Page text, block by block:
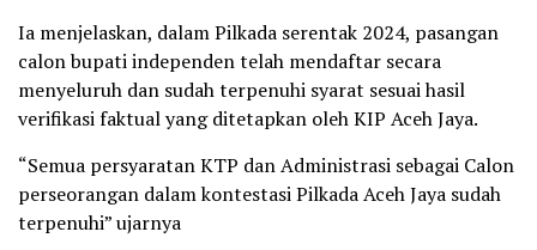
Ia menjelaskan, dalam Pilkada serentak 2024, pasangan
calon bupati independen telah mendaftar secara
menyeluruh dan sudah terpenuhi syarat sesuai hasil
verifikasi faktual yang ditetapkan oleh KIP Aceh Jaya.
“Semua persyaratan KTP dan Administrasi sebagai Calon
perseorangan dalam kontestasi Pilkada Aceh Jaya sudah
terpenuhi” ujarnya